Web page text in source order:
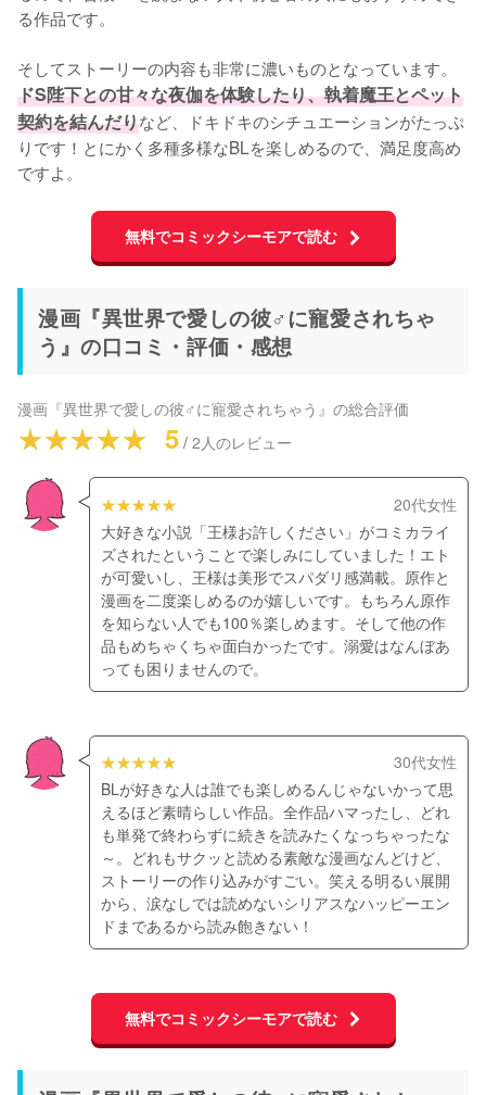
る作品です。
そしてストーリーの内容も非常に濃いものとなっています。
ドS陛下との甘々な夜伽を体験したり、執着魔王とペット
契約を結んだりなど、ドキドキのシチュエーションがたっぷ
りです！とにかく多種多様なBLを楽しめるので、満足度高め
ですよ。
無料でコミックシーモアで読む
漫画『異世界で愛しの彼♂に寵愛されちゃ
う』の口コミ・評価・感想
漫画『異世界で愛しの彼♂に寵愛されちゃう』 の総合評価
5 / 2人のレビュー
20代女性
大好きな小説「王様お許しください」がコミカライ
ズされたということで楽しみにしていました！エト
が可愛いし、王様は美形でスパダリ感満載。原作と
漫画を二度楽しめるのが嬉しいです。もちろん原作
を知らない人でも100％楽しめます。そして他の作
品もめちゃくちゃ面白かったです。溺愛はなんぼあ
っても困りませんので。
30代女性
BLが好きな人は誰でも楽しめるんじゃないかって思
えるほど素晴らしい作品。全作品ハマったし、どれ
も単発で終わらずに続きを読みたくなっちゃったな
～。どれもサクッと読める素敵な漫画なんどけど、
ストーリーの作り込みがすごい。笑える明るい展開
から、涙なしでは読めないシリアスなハッピーエン
ドまであるから読み飽きない！
無料でコミックシーモアで読む